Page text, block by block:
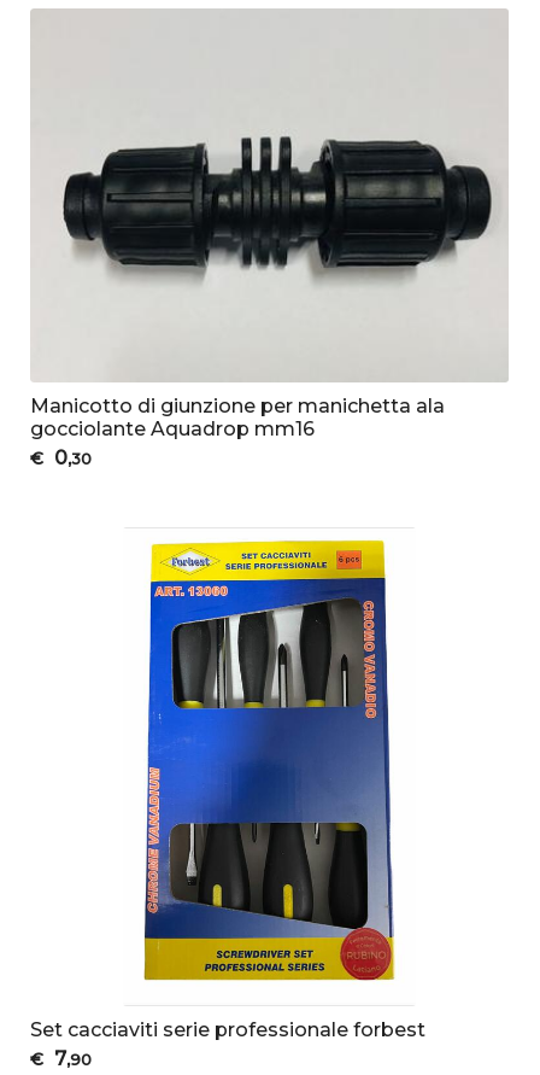
Manicotto di giunzione per manichetta ala
gocciolante Aquadrop mm16
€ 0,30
Set cacciaviti serie professionale forbest
€ 7,90